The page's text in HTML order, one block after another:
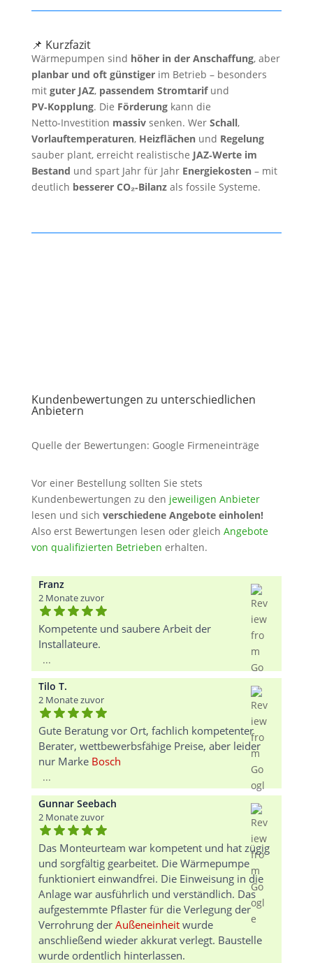
📌 Kurzfazit
Wärmepumpen sind höher in der Anschaffung, aber
planbar und oft günstigerim Betrieb – besonders
mit guter JAZ, passendem Stromtarifund
PV‑Kopplung. Die Förderungkann die
Netto‑Investition massivsenken. Wer Schall,
Vorlauftemperaturen, Heizflächenund Regelung
sauber plant, erreicht realistische JAZ‑Werte im
Bestand und spart Jahr für Jahr Energiekosten– mit
deutlich besserer CO₂‑Bilanzals fossile Systeme.
Kundenbewertungen zu unterschiedlichen
Anbietern
Quelle der Bewertungen: Google Firmeneinträge
Vor einer Bestellung sollten Sie stets
Kundenbewertungen zu den jeweiligen Anbieter
lesen und sich verschiedene Angebote einholen!
Also erst Bewertungen lesen oder gleich Angebote
von qualifizierten Betrieben erhalten.
Franz
2 Monate zuvor
Kompetente und saubere Arbeit der
Installateure.
...
Tilo T.
2 Monate zuvor
Gute Beratung vor Ort, fachlich kompetenter
Berater, wettbewerbsfähige Preise, aber leider
nur Marke Bosch
...
Gunnar Seebach
2 Monate zuvor
Das Monteurteam war kompetent und hat zügig
und sorgfältig gearbeitet. Die Wärmepumpe
funktioniert einwandfrei. Die Einweisung in die
Anlage war ausführlich und verständlich. Das
aufgestemmte Pflaster für die Verlegung der
Verrohrung der Außeneinheitwurde
anschließend wieder akkurat verlegt. Baustelle
wurde ordentlich hinterlassen.